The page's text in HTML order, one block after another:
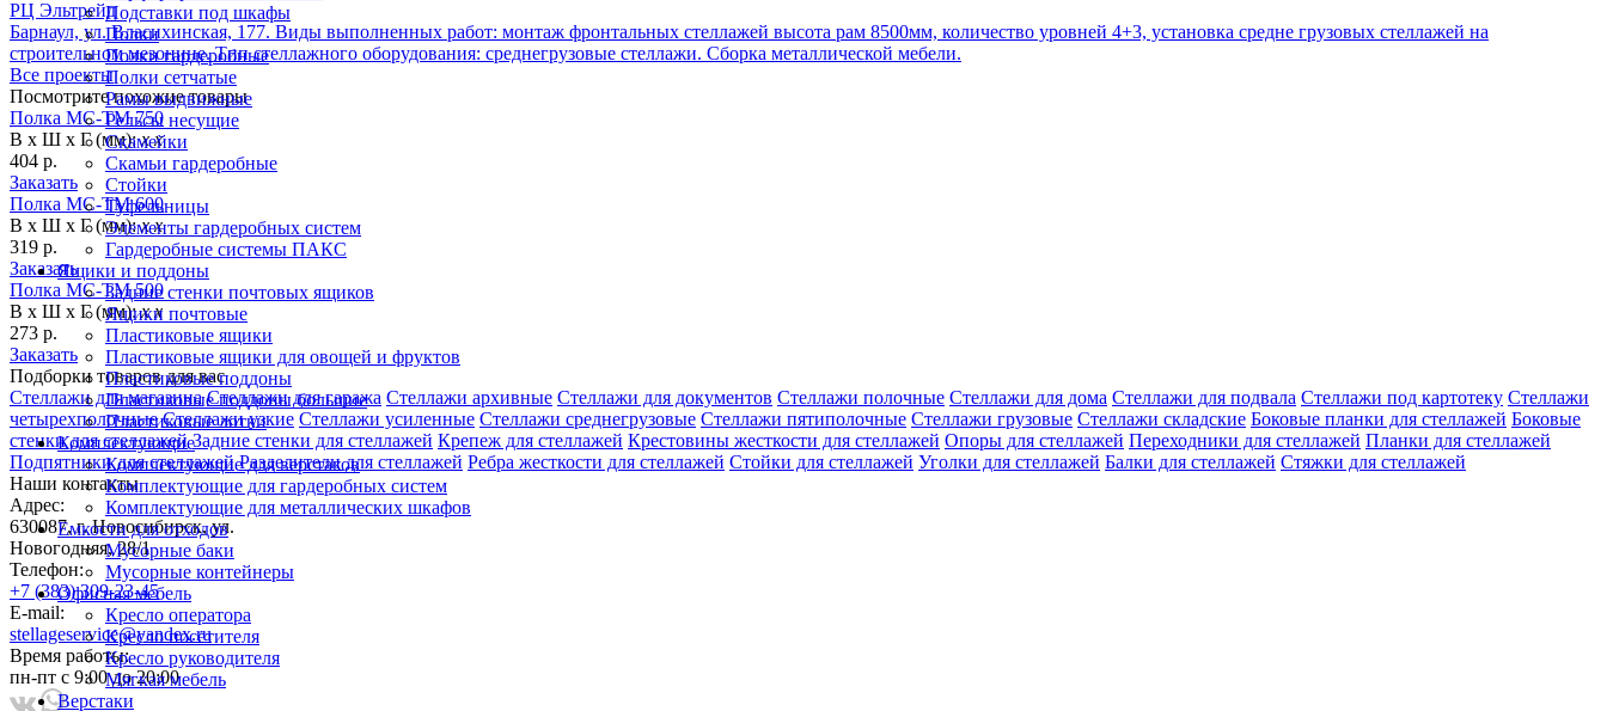
Подставки под шкафы
Полки
Полки гардеробные
Полки сетчатые
Рамы выдвижные
Рельсы несущие
Скамейки
Скамьи гардеробные
Стойки
Туфельницы
Элементы гардеробных систем
Гардеробные системы ПАКС
Ящики и поддоны
Задние стенки почтовых ящиков
Ящики почтовые
Пластиковые ящики
Пластиковые ящики для овощей и фруктов
Пластиковые поддоны
Пластиковые поддоны большие
Пластиковые лотки
Комплектующие
Комплектующие для верстаков
Комплектующие для гардеробных систем
Комплектующие для металлических шкафов
Емкости для отходов
Мусорные баки
Мусорные контейнеры
Офисная мебель
Кресло оператора
Кресло посетителя
Кресло руководителя
Мягкая мебель
Верстаки
РЦ Эльтрейд
Барнаул, ул. Власихинская, 177. Виды выполненных работ: монтаж фронтальных стеллажей высота рам 8500мм, количество уровней 4+3, установка средне грузовых стеллажей на
строительном мезонине. Тип стеллажного оборудования: среднегрузовые стеллажи. Сборка металлической мебели.
Все проекты
Посмотрите похожие товары
Полка МС-ТМ 750
В х Ш х Г (мм):х х
404 р.
Заказать
Полка МС-ТМ 600
В х Ш х Г (мм):х х
319 р.
Заказать
Полка МС-ТМ 500
В х Ш х Г (мм):х х
273 р.
Заказать
Подборки товаров для вас
Стеллажи для магазина Стеллажи для гаража Стеллажи архивные Стеллажи для документов Стеллажи полочные Стеллажи для дома Стеллажи для подвала Стеллажи под картотеку Стеллажи
четырехполочные Стеллажи узкие Стеллажи усиленные Стеллажи среднегрузовые Стеллажи пятиполочные Стеллажи грузовые Стеллажи складские Боковые планки для стеллажей Боковые
стенки для стеллажей Задние стенки для стеллажей Крепеж для стеллажей Крестовины жесткости для стеллажей Опоры для стеллажей Переходники для стеллажей Планки для стеллажей
Подпятники для стеллажей Разделители для стеллажей Ребра жесткости для стеллажей Стойки для стеллажей Уголки для стеллажей Балки для стеллажей Стяжки для стеллажей
Наши контакты
Адрес:
630087, г. Новосибирск, ул.
Новогодняя, 28/1
Телефон:
+7 (383) 309-23-45
E-mail:
stellageservice@yandex.ru
Время работы:
пн-пт с 9:00 до 20:00